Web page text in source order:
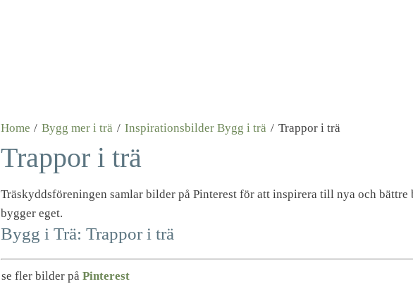
Home / Bygg mer i trä / Inspirationsbilder Bygg i trä / Trappor i trä
Trappor i trä
Träskyddsföreningen samlar bilder på Pinterest för att inspirera till nya och
bygger eget.
Bygg i Trä: Trappor i trä
se fler bilder på Pinterest